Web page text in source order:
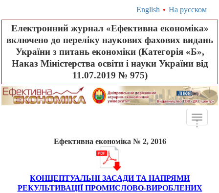
English • На русском
Електронний журнал «Ефективна економіка»
включено до переліку наукових фахових видань
України з питань економіки (Категорія «Б»,
Наказ Міністерства освіти і науки України від
11.07.2019 № 975)
Toggle
...
Ефективна економіка № 2, 2016
КОНЦЕПТУАЛЬНІ ЗАСАДИ ТА НАПРЯМИ
РЕКУЛЬТИВАЦІЇ ПРОМИСЛОВО-ВИРОБЛЕНИХ